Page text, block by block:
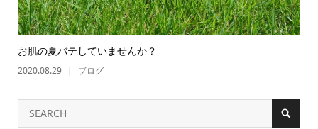
お肌の夏バテしていませんか？
2020.08.29 ブログ